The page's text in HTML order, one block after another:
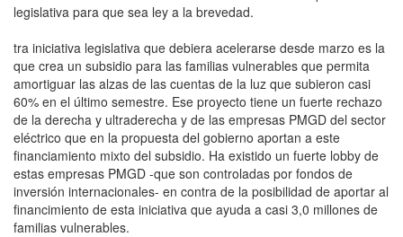
legislativa para que sea ley a la brevedad.
tra iniciativa legislativa que debiera acelerarse desde marzo es la
que crea un subsidio para las familias vulnerables que permita
amortiguar las alzas de las cuentas de la luz que subieron casi
60% en el último semestre. Ese proyecto tiene un fuerte rechazo
de la derecha y ultraderecha y de las empresas PMGD del sector
eléctrico que en la propuesta del gobierno aportan a este
financiamiento mixto del subsidio. Ha existido un fuerte lobby de
estas empresas PMGD -que son controladas por fondos de
inversión internacionales- en contra de la posibilidad de aportar al
financimiento de esta iniciativa que ayuda a casi 3,0 millones de
familias vulnerables.